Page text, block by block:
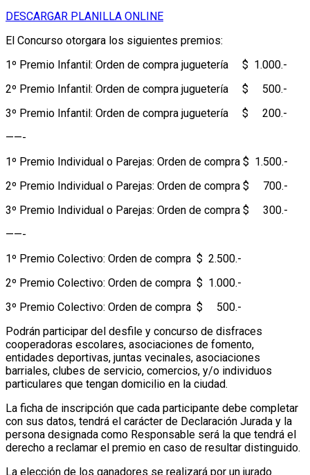
DESCARGAR PLANILLA ONLINE
El Concurso otorgara los siguientes premios:
1º Premio Infantil: Orden de compra juguetería $ 1.000.-
2º Premio Infantil: Orden de compra juguetería $ 500.-
3º Premio Infantil: Orden de compra juguetería $ 200.-
——-
1º Premio Individual o Parejas: Orden de compra $ 1.500.-
2º Premio Individual o Parejas: Orden de compra $ 700.-
3º Premio Individual o Parejas: Orden de compra $ 300.-
——-
1º Premio Colectivo: Orden de compra $ 2.500.-
2º Premio Colectivo: Orden de compra $ 1.000.-
3º Premio Colectivo: Orden de compra $ 500.-
Podrán participar del desfile y concurso de disfraces
cooperadoras escolares, asociaciones de fomento,
entidades deportivas, juntas vecinales, asociaciones
barriales, clubes de servicio, comercios, y/o individuos
particulares que tengan domicilio en la ciudad.
La ficha de inscripción que cada participante debe completar
con sus datos, tendrá el carácter de Declaración Jurada y la
persona designada como Responsable será la que tendrá el
derecho a reclamar el premio en caso de resultar distinguido.
La elección de los ganadores se realizará por un jurado